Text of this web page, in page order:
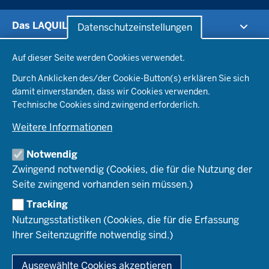
Datenschutzeinstellungen
Auf dieser Seite werden Cookies verwendet.
Durch Anklicken des/der Cookie-Button(s) erklären Sie sich
damit einverstanden, dass wir Cookies verwenden.
Technische Cookies sind zwingend erforderlich.
Weitere Informationen
Notwendig
Zwingend notwendig (Cookies, die für die Nutzung der
Seite zwingend vorhanden sein müssen.)
Tracking
Nutzungsstatistiken (Cookies, die für die Erfassung
Ihrer Seitenzugriffe notwendig sind.)
Ausgewählte Cookies akzeptieren
Das LAQUILA
Aktuelles
Stellenangebote
Organisation
Qualitätssicherung
Staatsprüfung
Vorbereitungsdienst an Schule und ZfsL
Staatsprüfung und Prüfungstag
Wege ins Lehramt
Seiteneinstieg
Lehrkräfte aus anderen Ländern
Informationstechnik
Bereitstellung von IT-Ausstattung
Statistik der Lehrerausbildung
IT-Lösungen, Webservices und Digitalisierung
Informationssicherheit und Datenschutz
Serviceangebote und Beratung
Staatsprüfungen
Qualitätssicherung
Informationstechnik
Beratung und Begleitung - Wege ins Lehramt
Downloads und FAQs
Für Ausbildungsschulen
Für die ZfsL
Für Lehramtsanwärterinnen und -anwärter
© 2026 Landesamt für Qualitätssicherung und